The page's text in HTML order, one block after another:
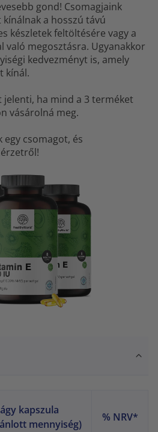
gond! Csomagjaink
a hosszú távú
készletek feltöltésére vagy a
való megosztásra. Ugyanakkor
kedvezményt is, amely
kínál.
jelenti, ha mind a 3 terméket
vásárolná meg.
egy csomagot, és
kapszula
mennyiség)
% NRV*